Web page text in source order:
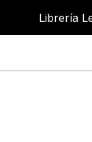
Librería